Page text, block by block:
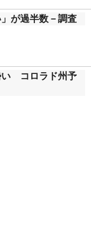
が過半数－調査
い コロラド州予